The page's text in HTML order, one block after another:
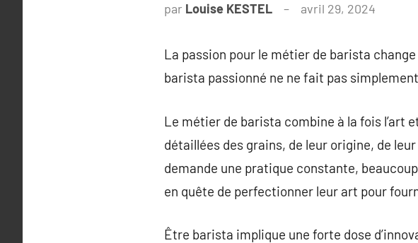
par Louise KESTEL avril 29, 2024
La passion pour le métier de barista
barista passionné ne ne fait pas
Le métier de barista combine à la fois l’art
détaillées des grains, de leur origine, de
demande une pratique constante,
en quête de perfectionner leur art pour
Être barista implique une forte dose